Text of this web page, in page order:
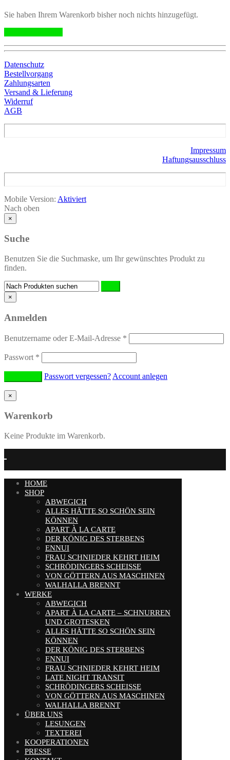
Sie haben Ihrem Warenkorb bisher noch nichts hinzugefügt.
Datenschutz
Bestellvorgang
Zahlungsarten
Versand & Lieferung
Widerruf
AGB
Impressum
Haftungsausschluss
Mobile Version: Aktiviert
Nach oben
×
Suche
Benutzen Sie die Suchmaske, um Ihr gewünschtes Produkt zu
finden.
×
Anmelden
Benutzername oder E-Mail-Adresse *
Passwort *
Passwort vergessen? Account anlegen
×
Warenkorb
Keine Produkte im Warenkorb.
HOME
SHOP
ABWEGICH
ALLES HÄTTE SO SCHÖN SEIN
KÖNNEN
APART À LA CARTE
DER KÖNIG DES STERBENS
ENNUI
FRAU SCHNIEDER KEHRT HEIM
SCHRÖDINGERS SCHEISSE
VON GÖTTERN AUS MASCHINEN
WALHALLA BRENNT
WERKE
ABWEGICH
APART À LA CARTE – SCHNURREN
UND GROTESKEN
ALLES HÄTTE SO SCHÖN SEIN
KÖNNEN
DER KÖNIG DES STERBENS
ENNUI
FRAU SCHNIEDER KEHRT HEIM
LATE NIGHT TRANSIT
SCHRÖDINGERS SCHEISSE
VON GÖTTERN AUS MASCHINEN
WALHALLA BRENNT
ÜBER UNS
LESUNGEN
TEXTEREI
KOOPERATIONEN
PRESSE